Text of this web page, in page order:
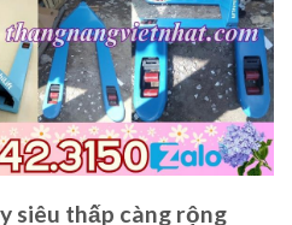
siêu thấp càng rộng